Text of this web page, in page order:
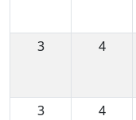
3
4
3
4